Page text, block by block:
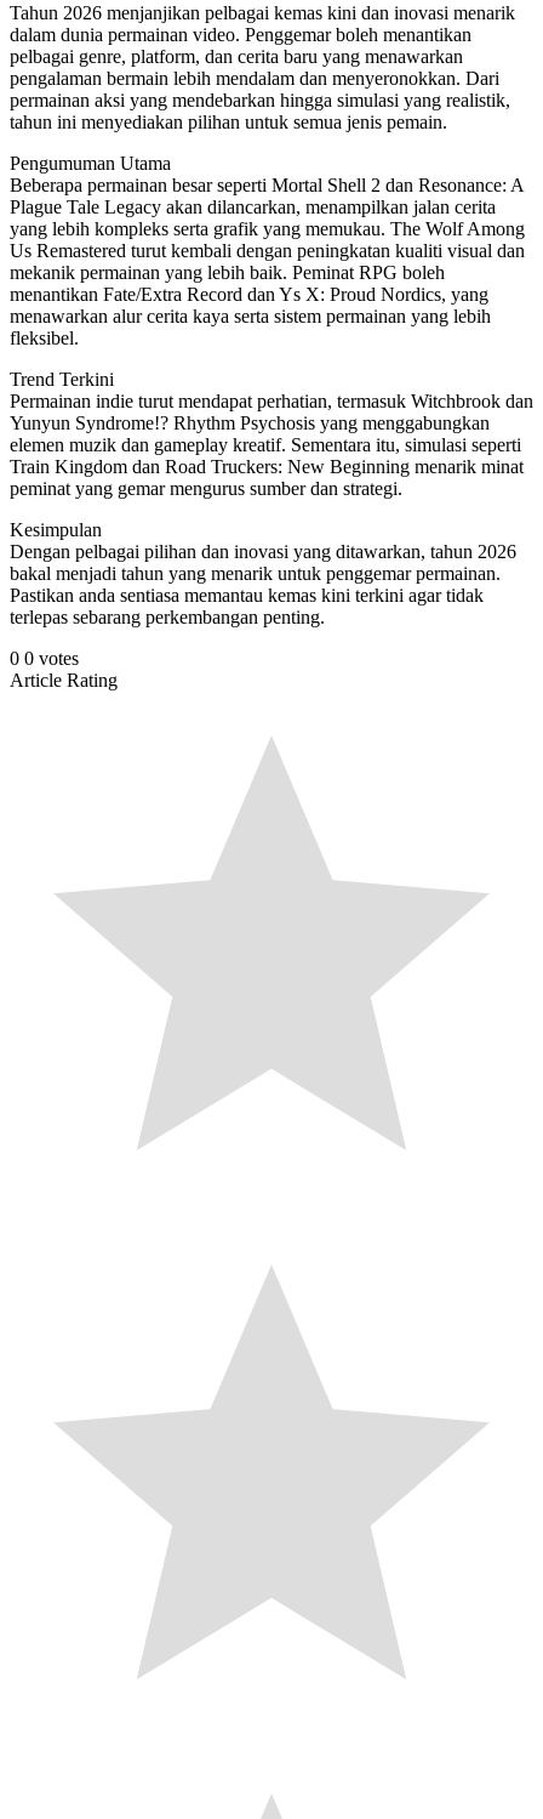
Tahun 2026 menjanjikan pelbagai kemas kini dan inovasi menarik
dalam dunia permainan video. Penggemar boleh menantikan
pelbagai genre, platform, dan cerita baru yang menawarkan
pengalaman bermain lebih mendalam dan menyeronokkan. Dari
permainan aksi yang mendebarkan hingga simulasi yang realistik,
tahun ini menyediakan pilihan untuk semua jenis pemain.
Pengumuman Utama
Beberapa permainan besar seperti Mortal Shell 2 dan Resonance: A
Plague Tale Legacy akan dilancarkan, menampilkan jalan cerita
yang lebih kompleks serta grafik yang memukau. The Wolf Among
Us Remastered turut kembali dengan peningkatan kualiti visual dan
mekanik permainan yang lebih baik. Peminat RPG boleh
menantikan Fate/Extra Record dan Ys X: Proud Nordics, yang
menawarkan alur cerita kaya serta sistem permainan yang lebih
fleksibel.
Trend Terkini
Permainan indie turut mendapat perhatian, termasuk Witchbrook dan
Yunyun Syndrome!? Rhythm Psychosis yang menggabungkan
elemen muzik dan gameplay kreatif. Sementara itu, simulasi seperti
Train Kingdom dan Road Truckers: New Beginning menarik minat
peminat yang gemar mengurus sumber dan strategi.
Kesimpulan
Dengan pelbagai pilihan dan inovasi yang ditawarkan, tahun 2026
bakal menjadi tahun yang menarik untuk penggemar permainan.
Pastikan anda sentiasa memantau kemas kini terkini agar tidak
terlepas sebarang perkembangan penting.
0 0 votes
Article Rating